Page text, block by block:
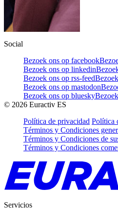
Social
Bezoek ons op facebook
Bezoek ons op linkedin
Bezoek ons op rss-feed
Bezoek ons op mastodon
Bezoek ons op bluesky
© 2026 Euractiv ES
Política de privacidad Política
Términos y Condiciones
Términos y Condiciones de
Términos y Condiciones
Servicios